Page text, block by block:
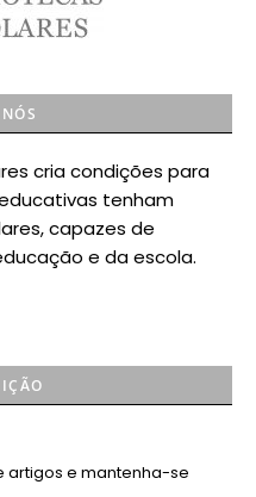
cria condições para
tenham
capazes de
e da escola.
artigos e mantenha-se